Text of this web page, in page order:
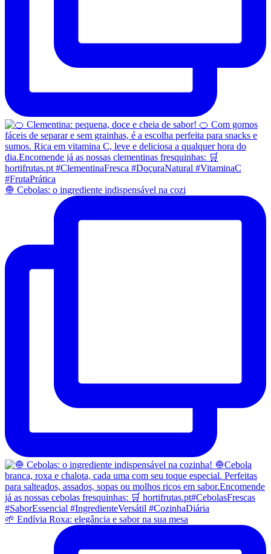
🧅 Cebolas: o ingrediente indispensável na cozi
🌱 Endívia Roxa: elegância e sabor na sua mesa